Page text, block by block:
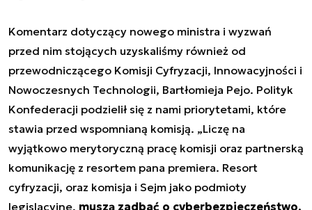
Komentarz dotyczący nowego ministra i wyzwań
przed nim stojących uzyskaliśmy również od
przewodniczącego Komisji Cyfryzacji, Innowacyjności i
Nowoczesnych Technologii, Bartłomieja Pejo. Polityk
Konfederacji podzielił się z nami priorytetami, które
stawia przed wspomnianą komisją. „Liczę na
wyjątkowo merytoryczną pracę komisji oraz partnerską
komunikację z resortem pana premiera. Resort
cyfryzacji, oraz komisja i Sejm jako podmioty
legislacyjne, muszą zadbać o cyberbezpieczeństwo,